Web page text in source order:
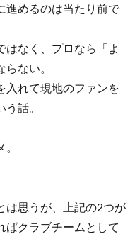
進めるのは当たり前で
はなく、プロなら「よ
ない。
入れて現地のファンを
話。
は思うが、上記の2つが
ばクラブチームとして